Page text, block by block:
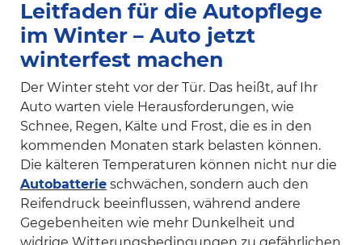
Leitfaden für die Autopflege
im Winter – Auto jetzt
winterfest machen
Der Winter steht vor der Tür. Das heißt, auf Ihr
Auto warten viele Herausforderungen, wie
Schnee, Regen, Kälte und Frost, die es in den
kommenden Monaten stark belasten können.
Die kälteren Temperaturen können nicht nur die
Autobatterie schwächen, sondern auch den
Reifendruck beeinflussen, während andere
Gegebenheiten wie mehr Dunkelheit und